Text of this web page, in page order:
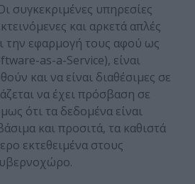
συγκεκριμένες υπηρεσίες
και αρκετά απλές
την εφαρμογή τους αφού ως
as-a-Service), είναι
και να είναι διαθέσιμες σε
να έχει πρόσβαση σε
ότι τα δεδομένα είναι
και προσιτά, τα καθιστά
εκτεθειμένα στους